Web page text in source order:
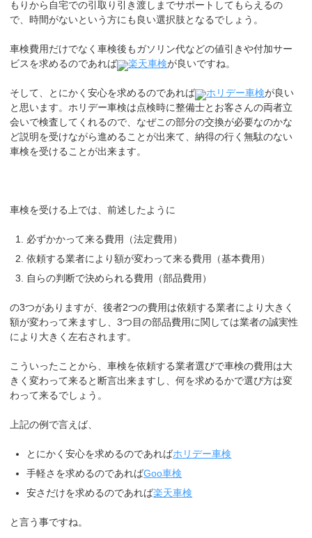
もりから自宅での引取り引き渡しまでサポートしてもらえるの
で、時間がないという方にも良い選択肢となるでしょう。
車検費用だけでなく車検後もガソリン代などの値引きや付加サー
ビスを求めるのであれば
楽天車検が良いですね。
そして、とにかく安心を求めるのであれば ホリデー車検が良い
と思います。ホリデー車検は点検時に整備士とお客さんの両者立
会いで検査してくれるので、なぜこの部分の交換が必要なのかな
ど説明を受けながら進めることが出来て、納得の行く無駄のない
車検を受けることが出来ます。
車検を受ける上では、前述したように
必ずかかって来る費用（法定費用）
依頼する業者により額が変わって来る費用（基本費用）
自らの判断で決められる費用（部品費用）
の3つがありますが、後者2つの費用は依頼する業者により大きく
額が変わって来ますし、3つ目の部品費用に関しては業者の誠実性
により大きく左右されます。
こういったことから、車検を依頼する業者選びで車検の費用は大
きく変わって来ると断言出来ますし、何を求めるかで選び方は変
わって来るでしょう。
上記の例で言えば、
とにかく安心を求めるのであればホリデー車検
手軽さを求めるのであればGoo車検
安さだけを求めるのであれば楽天車検
と言う事ですね。